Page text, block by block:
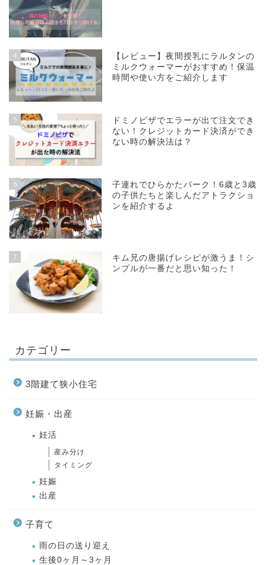
4
【レビュー】夜間授乳にラルタンの
ミルクウォーマーがおすすめ！保温
時間や使い方をご紹介します
5
ドミノピザでエラーが出て注文でき
ない！クレジットカード決済ができ
ない時の解決法は？
6
子連れでひらかたパーク！6歳と3歳
の子供たちと楽しんだアトラクショ
ンを紹介するよ
7
キム兄の唐揚げレシピが激うま！シ
ンプルが一番だと思い知った！
カテゴリー
3階建て狭小住宅
妊娠・出産
妊活
産み分け
タイミング
妊娠
出産
子育て
雨の日の送り迎え
生後0ヶ月～3ヶ月